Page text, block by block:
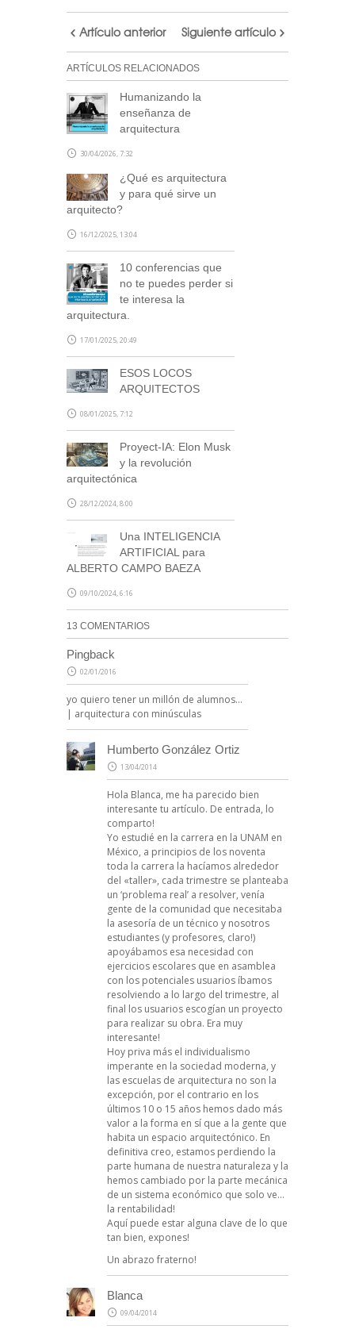
Artículo anterior Siguiente artículo
ARTÍCULOS RELACIONADOS
Humanizando la
enseñanza de
arquitectura
30/04/2026, 7:32
¿Qué es arquitectura
y para qué sirve un
arquitecto?
16/12/2025, 13:04
10 conferencias que
no te puedes perder si
te interesa la
arquitectura.
17/01/2025, 20:49
ESOS LOCOS
ARQUITECTOS
08/01/2025, 7:12
Proyect-IA: Elon Musk
y la revolución
arquitectónica
28/12/2024, 8:00
Una INTELIGENCIA
ARTIFICIAL para
ALBERTO CAMPO BAEZA
09/10/2024, 6:16
13 COMENTARIOS
Pingback
02/01/2016
yo quiero tener un millón de alumnos…
| arquitectura con minúsculas
Humberto González Ortiz
13/04/2014
Hola Blanca, me ha parecido bien
interesante tu artículo. De entrada, lo
comparto!
Yo estudié en la carrera en la UNAM en
México, a principios de los noventa
toda la carrera la hacíamos alrededor
del «taller», cada trimestre se planteaba
un ‘problema real’ a resolver, venía
gente de la comunidad que necesitaba
la asesoría de un técnico y nosotros
estudiantes (y profesores, claro!)
apoyábamos esa necesidad con
ejercicios escolares que en asamblea
con los potenciales usuarios íbamos
resolviendo a lo largo del trimestre, al
final los usuarios escogían un proyecto
para realizar su obra. Era muy
interesante!
Hoy priva más el individualismo
imperante en la sociedad moderna, y
las escuelas de arquitectura no son la
excepción, por el contrario en los
últimos 10 o 15 años hemos dado más
valor a la forma en sí que a la gente que
habita un espacio arquitectónico. En
definitiva creo, estamos perdiendo la
parte humana de nuestra naturaleza y la
hemos cambiado por la parte mecánica
de un sistema económico que solo ve…
la rentabilidad!
Aquí puede estar alguna clave de lo que
tan bien, expones!
Un abrazo fraterno!
Blanca
09/04/2014